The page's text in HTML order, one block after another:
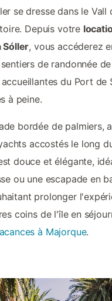
se dresse dans le Vall
Depuis votre
Sóller, vous accéderez
de randonnée
du Port de
à peine.
bordée de palmiers,
accostés le long
douce et élégante,
ou une escapade en
prolonger
coins de l'île en
à Majorque.